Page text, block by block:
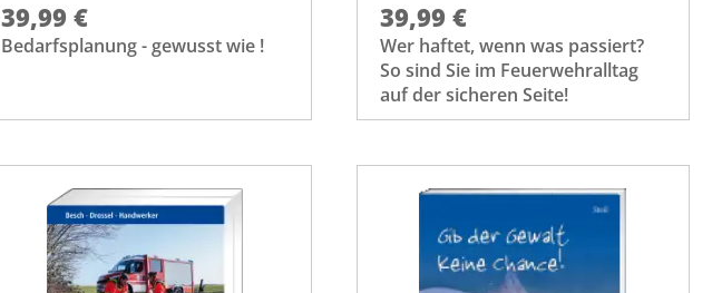
39,99 €
Bedarfsplanung - gewusst wie !
39,99 €
Wer haftet, wenn was passiert?
So sind Sie im Feuerwehralltag
auf der sicheren Seite!